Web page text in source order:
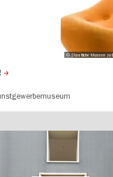
© Staatliche Museen zu